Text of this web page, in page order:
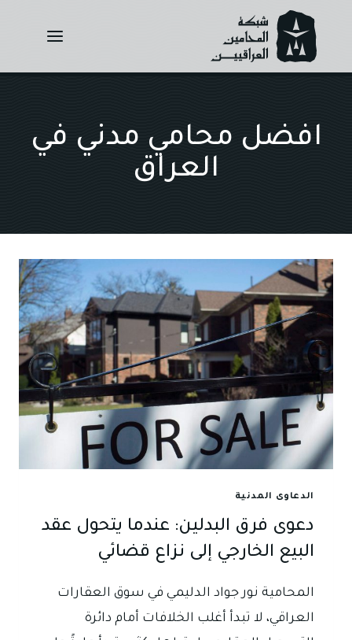
content
افضل محامي مدني في
العراق
الدعاوى المدنية
دعوى فرق البدلين: عندما يتحول عقد
البيع الخارجي إلى نزاع قضائي
المحامية نور جواد الدليمي في سوق العقارات
العراقي، لا تبدأ أغلب الخلافات أمام دائرة